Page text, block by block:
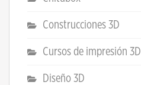
Construcciones 3D
Cursos de impresión 3D
Diseño 3D